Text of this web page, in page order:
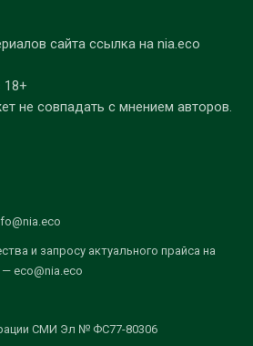
сайта ссылка на nia.eco
18+
не совпадать с мнением авторов.
и запросу актуального прайса на
eco@nia.eco
СМИ Эл № ФС77-80306